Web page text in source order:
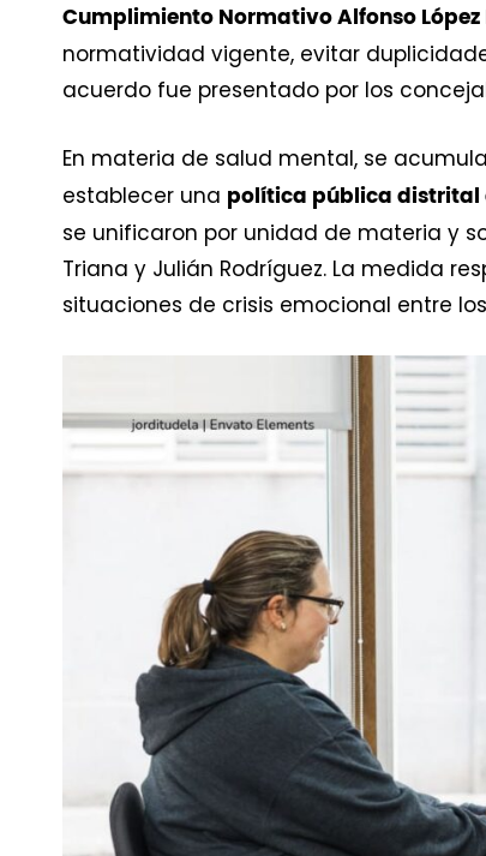
Cumplimiento Normativo Alfonso López
normatividad vigente, evitar
acuerdo fue presentado por los
En materia de salud mental, se
establecer una política pública distrital
se unificaron por unidad de materia y
Triana y Julián Rodríguez. La medida
situaciones de crisis emocional entre